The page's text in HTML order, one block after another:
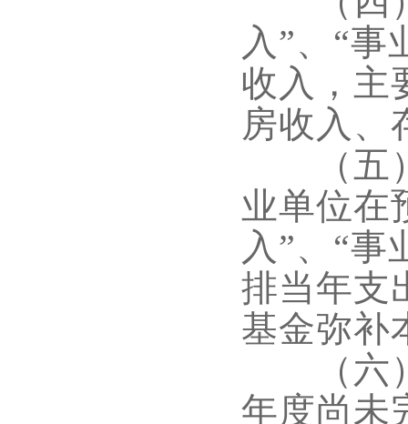
入”、 “事
收入，主
房收入、
（五
业单位在
入”、 “事
排当年支
基金弥补
（六
年度尚未